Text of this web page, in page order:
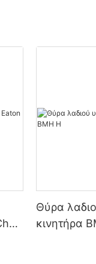
Θύρα
κινητήρα